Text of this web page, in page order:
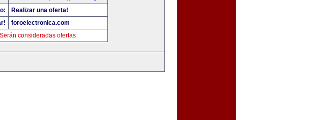
Realizar una oferta!
foroelectronica.com
Serán consideradas ofertas